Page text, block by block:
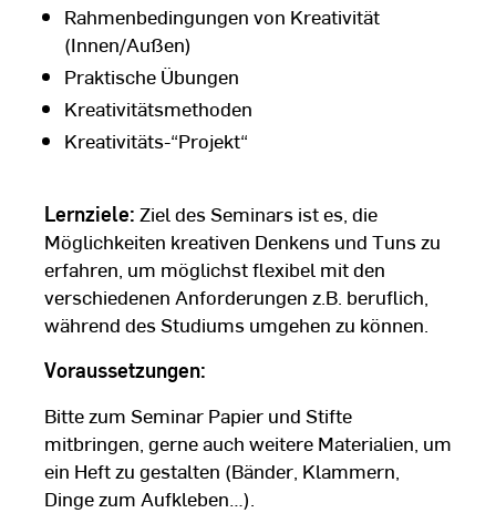
Rahmenbedingungen von Kreativität
(Innen/Außen)
Praktische Übungen
Kreativitätsmethoden
Kreativitäts-“Projekt“
Lernziele: Ziel des Seminars ist es, die
Möglichkeiten kreativen Denkens und Tuns zu
erfahren, um möglichst flexibel mit den
verschiedenen Anforderungen z.B. beruflich,
während des Studiums umgehen zu können.
Voraussetzungen:
Bitte zum Seminar Papier und Stifte
mitbringen, gerne auch weitere Materialien, um
ein Heft zu gestalten (Bänder, Klammern,
Dinge zum Aufkleben…).